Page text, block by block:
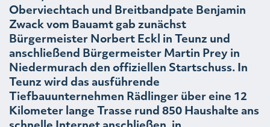
Oberviechtach und Breitbandpate Benjamin
Zwack vom Bauamt gab zunächst
Bürgermeister Norbert Eckl in Teunz und
anschließend Bürgermeister Martin Prey in
Niedermurach den offiziellen Startschuss. In
Teunz wird das ausführende
Tiefbauunternehmen Rädlinger über eine 12
Kilometer lange Trasse rund 850 Haushalte ans